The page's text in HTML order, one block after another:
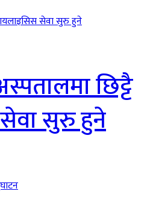
छिट्टै
सुरु हुने